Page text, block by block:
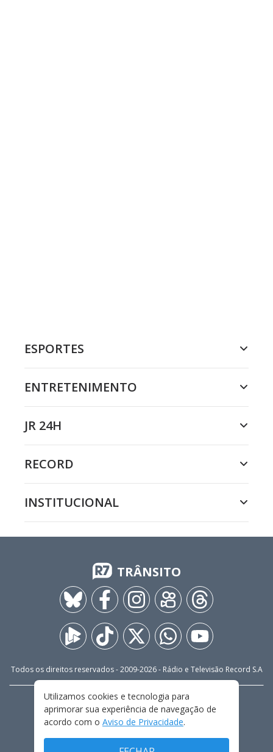
ESPORTES
ENTRETENIMENTO
JR 24H
RECORD
INSTITUCIONAL
TRÂNSITO
Todos os direitos reservados - 2009-2026- Rádio e Televisão Record S.A
FALE CONOSCO
PRIVACIDADE
TERMOS E CONDIÇÕES DE USO
Utilizamos cookies e tecnologia para
aprimorar sua experiência de navegação de
acordo com o Aviso de Privacidade.